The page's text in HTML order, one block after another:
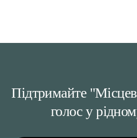
Підтримайте
голос у